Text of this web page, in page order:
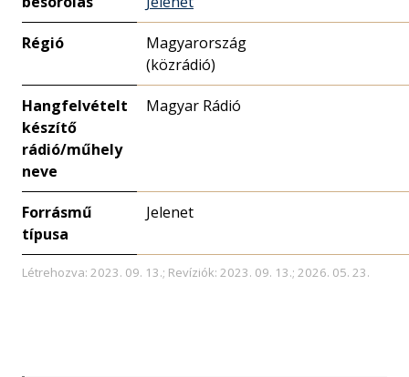
Régió
Magyarország
(közrádió)
Hangfelvételt
készítő
rádió/műhely
neve
Magyar Rádió
Forrásmű
típusa
Jelenet
Létrehozva: 2023. 09. 13.; Revíziók: 2023. 09. 13.; 2026. 05. 23.